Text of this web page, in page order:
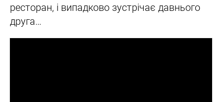
ресторан, і випадково зустрічає давнього
друга…